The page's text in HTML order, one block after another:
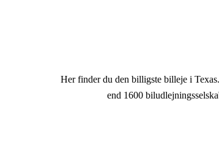
Her finder du den billigste billeje i
end 1600